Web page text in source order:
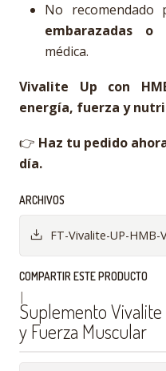
No recomendado
embarazadas o
médica.
Vivalite Up con
energía, fuerza y
👉 Haz tu pedido
día.
ARCHIVOS
FT-Vivalite-UP-HMB-
COMPARTIR ESTE PRODUCTO
|
Suplemento
y Fuerza Muscular